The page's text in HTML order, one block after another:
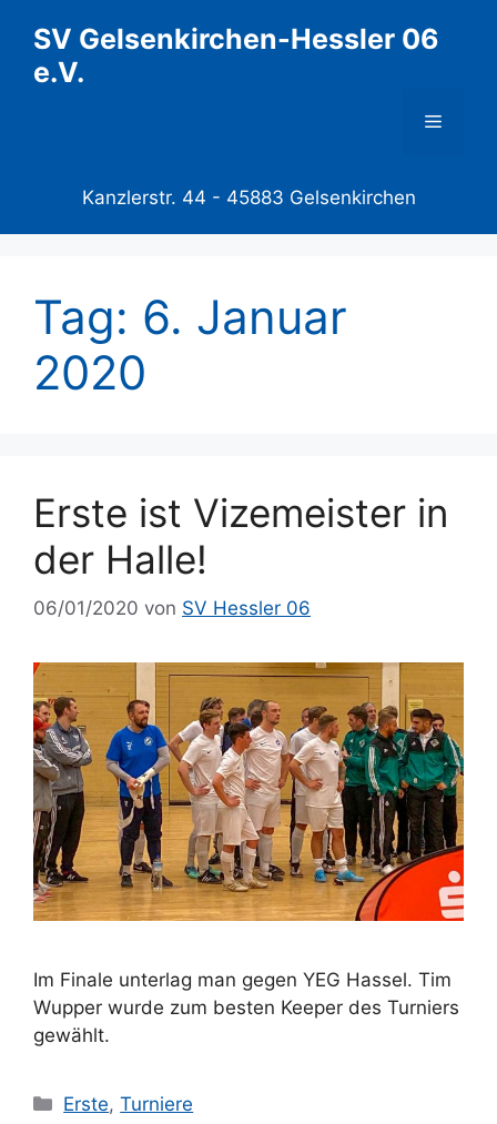
Inhalt
springen
SV Gelsenkirchen-Hessler 06
e.V.
Menü
Kanzlerstr. 44 - 45883 Gelsenkirchen
Tag: 6. Januar
2020
Erste ist Vizemeister in
der Halle!
06/01/2020 von SV Hessler 06
Im Finale unterlag man gegen YEG Hassel. Tim
Wupper wurde zum besten Keeper des Turniers
gewählt.
Kategorien
Erste,Turniere